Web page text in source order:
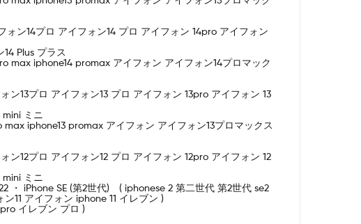
ォン14プロ アイフォン14 プロ アイフォン 14pro アイフォン
Plus プラス
max iphone14 promax アイフォン アイフォン14プロマック
ン13プロ アイフォン13 プロ アイフォン 13pro アイフォン 13
mini ミニ
iphone13 promax アイフォン アイフォン13プロマックス
ン12プロ アイフォン12 プロ アイフォン 12pro アイフォン 12
mini ミニ
・ iPhone SE (第2世代) ( iphonese 2 第二世代 第2世代 se2
11 アイフォン iphone 11 イレブン )
イレブン プロ )